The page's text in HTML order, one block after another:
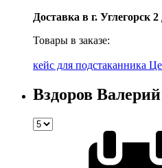
Доставка в г. Углегорск 2
Товары в заказе:
кейс для подстаканника
Вздоров